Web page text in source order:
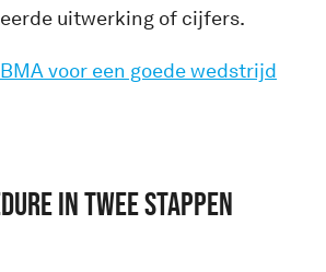
uitwerking of cijfers.
voor een goede wedstrijd
in twee stappen